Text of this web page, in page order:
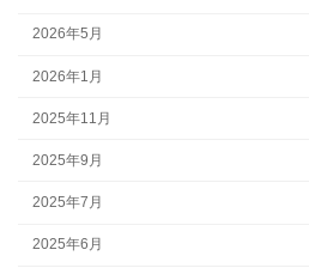
2026年5月
2026年1月
2025年11月
2025年9月
2025年7月
2025年6月